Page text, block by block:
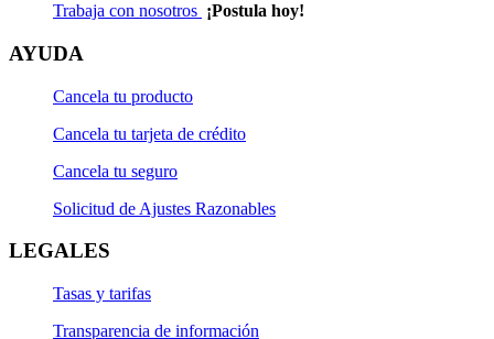
Trabaja con nosotros ¡Postula hoy!
AYUDA
Cancela tu producto
Cancela tu tarjeta de crédito
Cancela tu seguro
Solicitud de Ajustes Razonables
LEGALES
Tasas y tarifas
Transparencia de información